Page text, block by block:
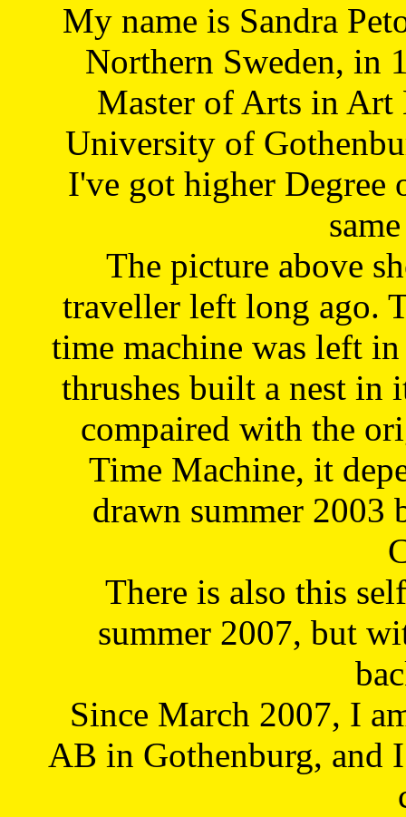
My name is Sandra
Northern Sweden, in
Master of Arts in Art
University of
I've got higher Degree
The picture above
traveller left long ago.
time machine was left
thrushes built a nest in
compaired with the
Time Machine, it
drawn summer 2003
There is also this
summer 2007, but
Since March 2007, I
AB in Gothenburg, and